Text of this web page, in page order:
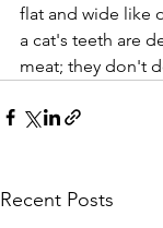
flat and wide like
a cat's teeth are
meat; they don't
Recent Posts